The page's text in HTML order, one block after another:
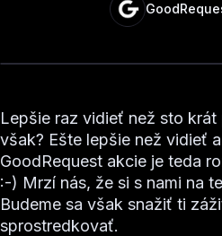
Lepšie raz vidieť než sto
však? Ešte lepšie než vidieť
GoodRequest akcie je teda
:-) Mrzí nás, že si s nami na
Budeme sa však snažiť ti
sprostredkovať.